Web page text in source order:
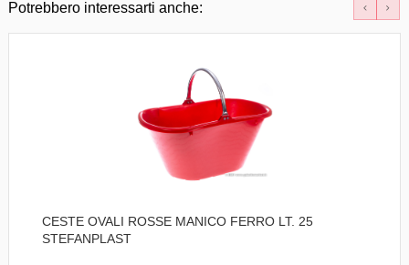
Potrebbero interessarti anche:
CESTE OVALI ROSSE MANICO FERRO LT. 25
STEFANPLAST